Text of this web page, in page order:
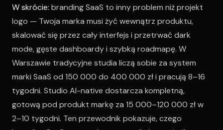
W skrócie: branding SaaS to inny problem niż projekt
logo — Twoja marka musi żyć wewnątrz produktu,
skalować się przez cały interfejs i przetrwać dark
mode, gęste dashboardy i szybką roadmapę. W
Warszawie tradycyjne studia liczą sobie za system
marki SaaS od 150 000 do 400 000 zł i pracują 8–16
tygodni. Studio AI-native dostarcza kompletną,
gotową pod produkt markę za 15 000–120 000 zł w
2–10 tygodni. Ten przewodnik pokazuje, czego